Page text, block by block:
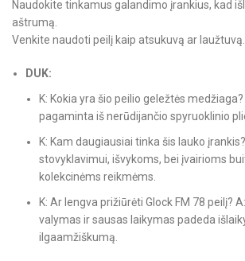
Naudokite tinkamus galandimo įrankius, kad
aštrumą.
Venkite naudoti peilį kaip atsukuvą ar laužtuvą.
DUK:
K: Kokia yra šio peilio geležtės
pagaminta iš nerūdijančio spyruoklinio
K: Kam daugiausiai tinka šis lauko
stovyklavimui, išvykoms, bei įvairioms
kolekcinėms reikmėms.
K: Ar lengva prižiūrėti Glock FM 78 peilį?
valymas ir sausas laikymas padeda
ilgaamžiškumą.